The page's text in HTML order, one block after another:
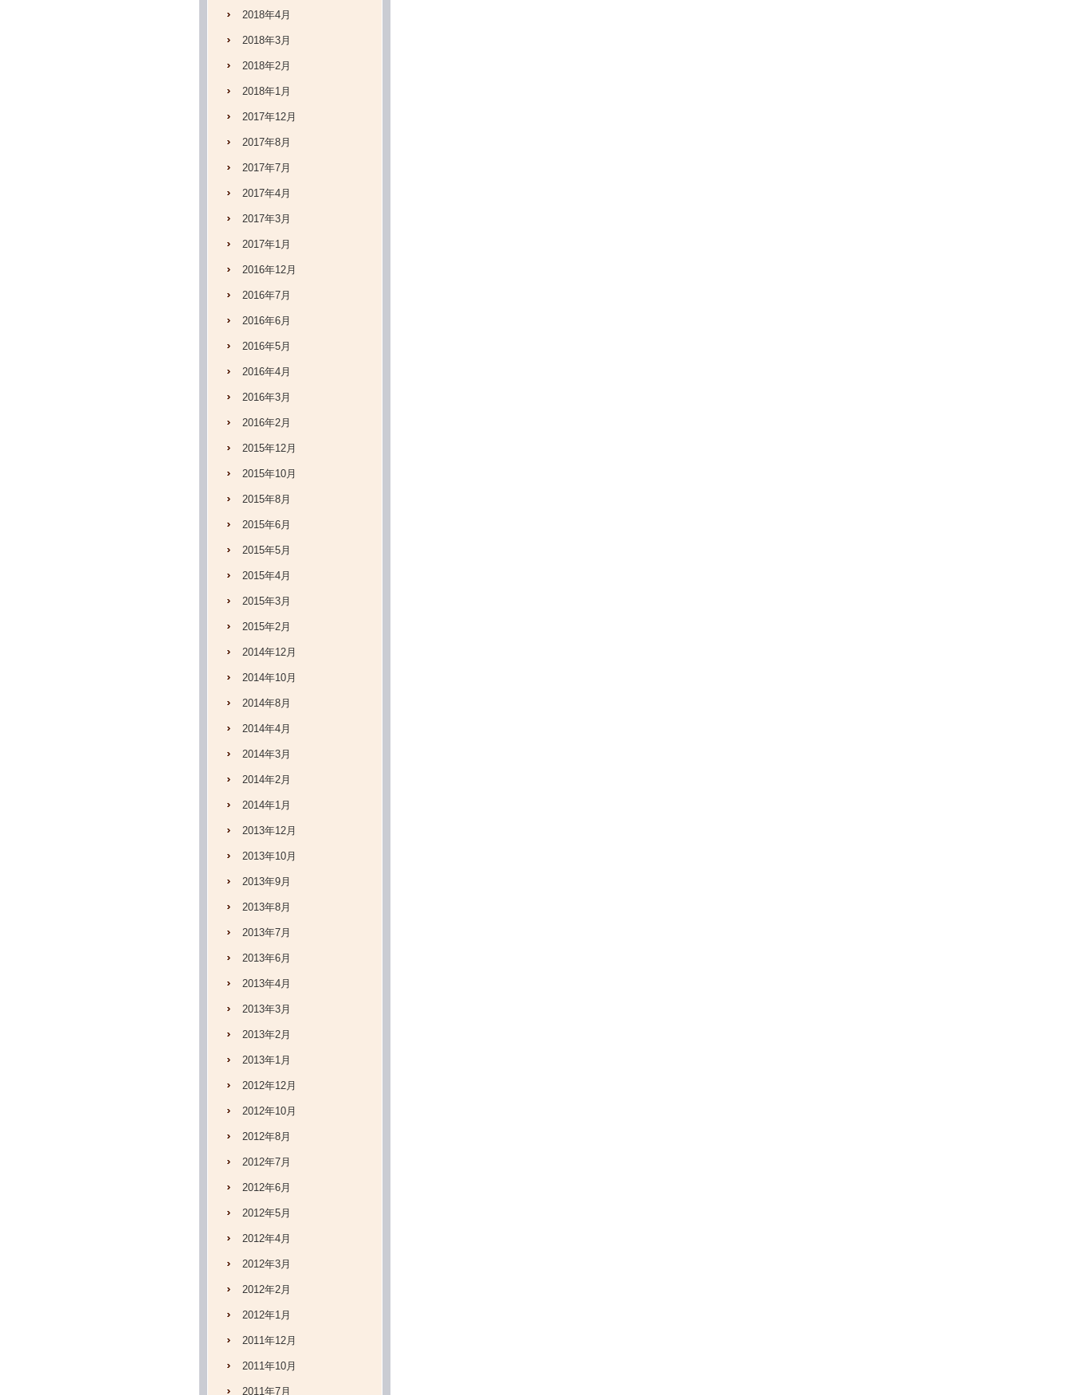
2018年4月
2018年3月
2018年2月
2018年1月
2017年12月
2017年8月
2017年7月
2017年4月
2017年3月
2017年1月
2016年12月
2016年7月
2016年6月
2016年5月
2016年4月
2016年3月
2016年2月
2015年12月
2015年10月
2015年8月
2015年6月
2015年5月
2015年4月
2015年3月
2015年2月
2014年12月
2014年10月
2014年8月
2014年4月
2014年3月
2014年2月
2014年1月
2013年12月
2013年10月
2013年9月
2013年8月
2013年7月
2013年6月
2013年4月
2013年3月
2013年2月
2013年1月
2012年12月
2012年10月
2012年8月
2012年7月
2012年6月
2012年5月
2012年4月
2012年3月
2012年2月
2012年1月
2011年12月
2011年10月
2011年7月